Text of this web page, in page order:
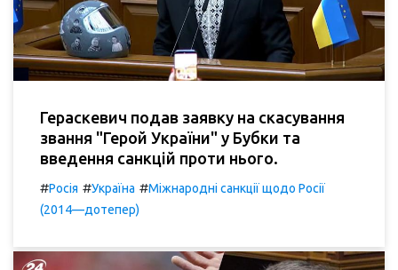
Гераскевич подав заявку на скасування
звання "Герой України" у Бубки та
введення санкцій проти нього.
#Росія #Україна #Міжнародні санкції щодо Росії
(2014—дотепер)